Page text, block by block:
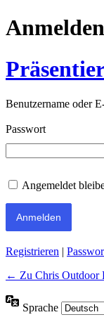
Anmelden
Benutzername oder
Passwort
Angemeldet
Alternative:
Registrieren |
← Zu Chris Outdoor
Sprache